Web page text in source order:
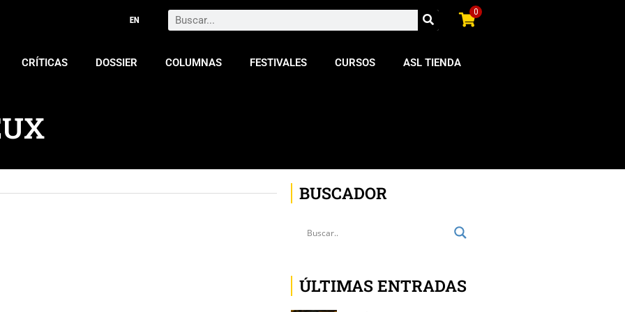
Search 0
CRÍTICAS DOSSIER COLUMNAS FESTIVALES CURSOS ASL TIENDA
BUSCADOR
ÚLTIMAS ENTRADAS